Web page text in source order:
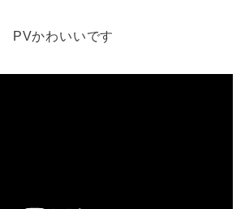
PVかわいいです